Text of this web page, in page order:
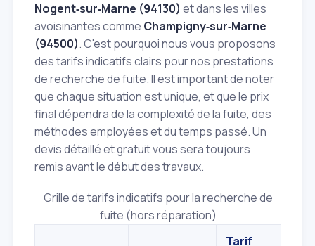
Nogent‑sur‑Marne (94130) et dans les villes
avoisinantes comme Champigny‑sur‑Marne
(94500). C'est pourquoi nous vous proposons
des tarifs indicatifs clairs pour nos prestations
de recherche de fuite. Il est important de noter
que chaque situation est unique, et que le prix
final dépendra de la complexité de la fuite, des
méthodes employées et du temps passé. Un
devis détaillé et gratuit vous sera toujours
remis avant le début des travaux.
Grille de tarifs indicatifs pour la recherche de
fuite (hors réparation)
Tarif